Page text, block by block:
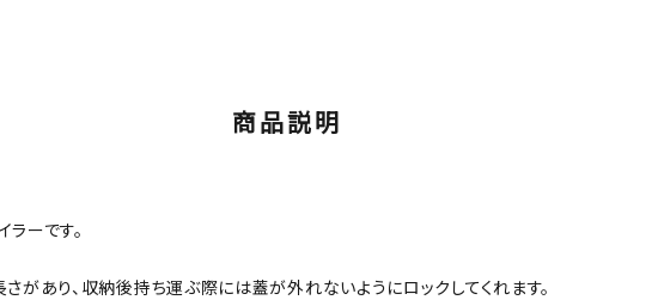
商品説明
ーです。
あり、収納後持ち運ぶ際には蓋が外れないようにロックしてくれます。